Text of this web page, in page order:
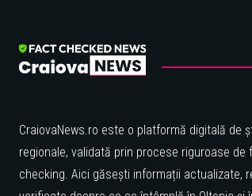
CraiovaNews.ro este o platformă digitală de
regionale, validată prin procese riguroase de
checking. Aici găsești informații actualizate,